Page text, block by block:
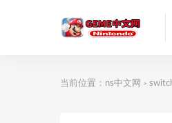
当前位置： ns中文网 >